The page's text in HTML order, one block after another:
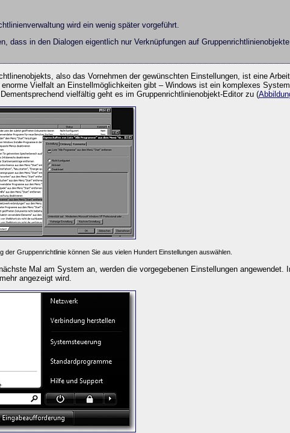
wird ein wenig später vorgeführt.
dass in den Dialogen eigentlich nur Verknüpfungen auf
also das Vornehmen der gewünschten Einstellungen, ist eine
Vielfalt an Einstellmöglichkeiten gibt – Windows ist ein komplexes
vielfältig geht es im Gruppenrichtlinienobjekt-Editor zu (
der Gruppenrichtlinie können Sie aus vielen Hundert Einstellungen auswählen.
Mal am System an, werden die vorgegebenen Einstellungen angewendet.
angezeigt wird.